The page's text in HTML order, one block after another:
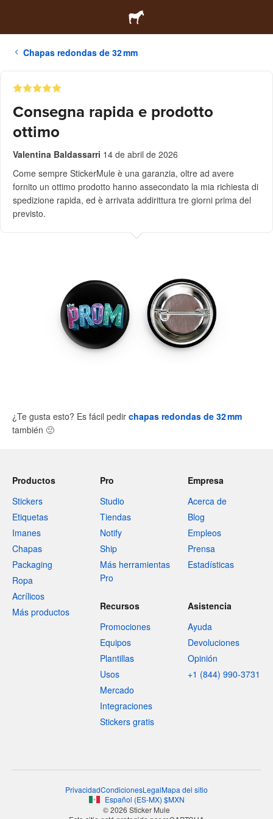
Chapas redondas de 32 mm
Consegna rapida e prodotto
ottimo
Valentina Baldassarri 14 de abril de 2026
Come sempre StickerMule è una garanzia, oltre ad avere
fornito un ottimo prodotto hanno assecondato la mia richiesta di
spedizione rapida, ed è arrivata addirittura tre giorni prima del
previsto.
¿Te gusta esto? Es fácil pedir chapas redondas de 32 mm
también 🙂
Productos
Stickers
Etiquetas
Imanes
Chapas
Packaging
Ropa
Acrílicos
Más productos
Pro
Studio
Tiendas
Notify
Ship
Más herramientas
Pro
Empresa
Acerca de
Blog
Empleos
Prensa
Estadísticas
Recursos
Promociones
Equipos
Plantillas
Usos
Mercado
Integraciones
Stickers gratis
Asistencia
Ayuda
Devoluciones
Opinión
+1 (844) 990-3731
PrivacidadCondicionesLegalMapa del sitio
Español (ES-MX) $MXN
© 2026 Sticker Mule